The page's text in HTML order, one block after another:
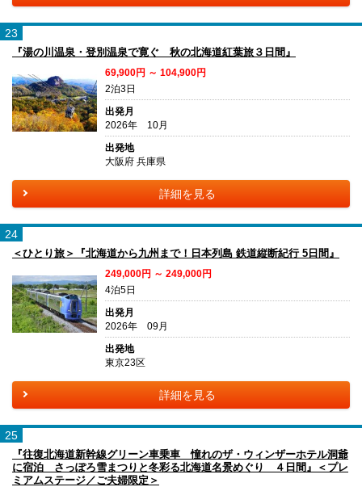
23
『湯の川温泉・登別温泉で寛ぐ 秋の北海道紅葉旅３日間』
69,900円 ～ 104,900円
2泊3日
出発月
2026年 10月
出発地
大阪府 兵庫県
詳細を見る
24
＜ひとり旅＞『北海道から九州まで！日本列島 鉄道縦断紀行 5日間』
249,000円 ～ 249,000円
4泊5日
出発月
2026年 09月
出発地
東京23区
詳細を見る
25
『往復北海道新幹線グリーン車乗車 憧れのザ・ウィンザーホテル洞爺
に宿泊 さっぽろ雪まつりと冬彩る北海道名景めぐり ４日間』＜プレ
ミアムステージ／ご夫婦限定＞